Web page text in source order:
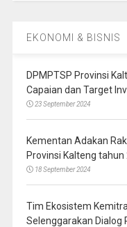
EKONOMI & BISNIS
DPMPTSP Provinsi
Capaian dan Target
23 September 2024
Kementan Adakan
Provinsi Kalteng tahun
18 September 2024
Tim Ekosistem
Selenggarakan Dialog